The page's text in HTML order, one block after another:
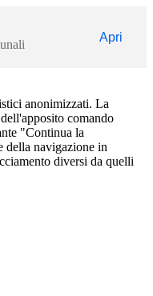
Apri
anonimizzati. La
comando
"Continua la
della navigazione in
diversi da quelli